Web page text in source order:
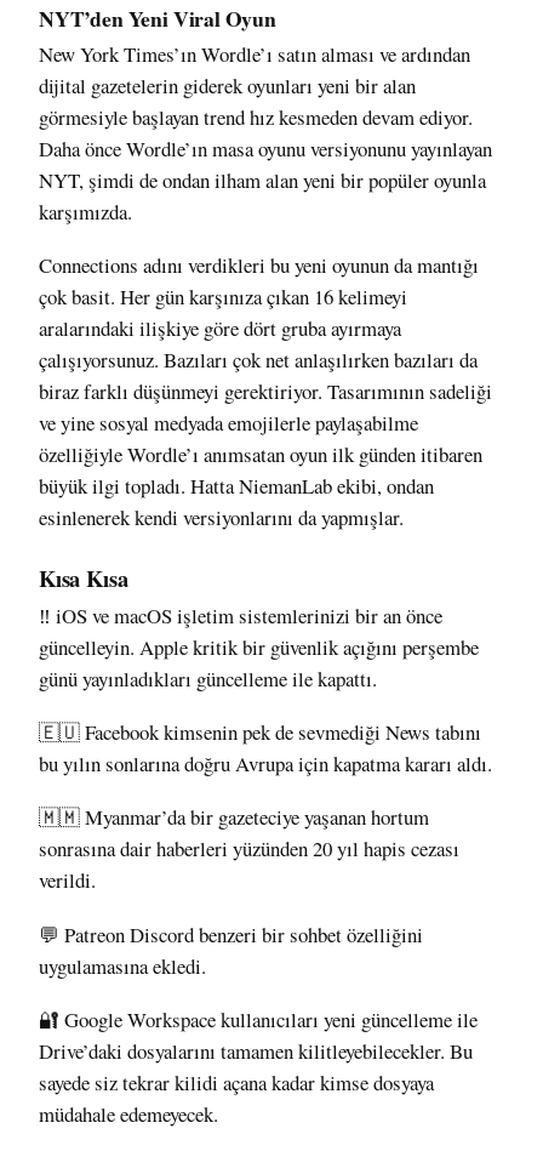
NYT’den Yeni Viral Oyun
New York Times’ın Wordle’ı satın alması ve ardından
dijital gazetelerin giderek oyunları yeni bir alan
görmesiyle başlayan trend hız kesmeden devam ediyor.
Daha önce Wordle’ınmasa oyunu versiyonunuyayınlayan
NYT, şimdi de ondan ilham alan yeni bir popüler oyunla
karşımızda.
Connections adını verdikleri bu yeni oyunun da mantığı
çok basit. Her gün karşınıza çıkan 16 kelimeyi
aralarındaki ilişkiye göre dört gruba ayırmaya
çalışıyorsunuz. Bazıları çok net anlaşılırken bazıları da
biraz farklı düşünmeyi gerektiriyor. Tasarımının sadeliği
ve yine sosyal medyada emojilerle paylaşabilme
özelliğiyle Wordle’ı anımsatan oyun ilk günden itibaren
büyük ilgi topladı. Hatta NiemanLab ekibi, ondan
esinlenerek kendi versiyonlarını dayapmışlar.
Kısa Kısa
‼️ iOS ve macOS işletim sistemlerinizi bir an önce
güncelleyin. Apple kritik bir güvenlik açığını perşembe
günü yayınladıkları güncelleme ile kapattı.
🇪🇺 Facebook kimsenin pek de sevmediği News tabını
bu yılın sonlarına doğru Avrupa içinkapatma kararı aldı.
🇲🇲 Myanmar’da bir gazeteciye yaşanan hortum
sonrasına dair haberleri yüzünden 20 yıl hapis cezası
verildi.
💬 Patreon Discord benzeri bir sohbet özelliğini
uygulamasınaekledi.
🔐 Google Workspace kullanıcıları yeni güncelleme ile
Drive’daki dosyalarını tamamenkilitleyebilecekler. Bu
sayede siz tekrar kilidi açana kadar kimse dosyaya
müdahale edemeyecek.